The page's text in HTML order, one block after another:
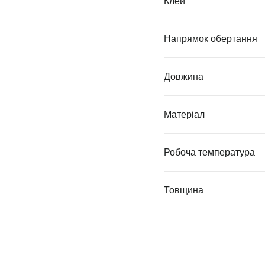
Напрямок обертання
Довжина
Матеріал
Робоча температура
Товщина